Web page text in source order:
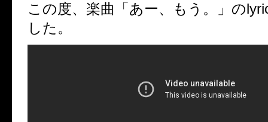
この度、楽曲「あー、もう。」の
した。